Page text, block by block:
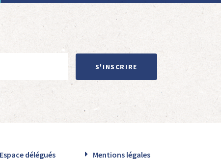
S'INSCRIRE
Espace délégués Mentions légales